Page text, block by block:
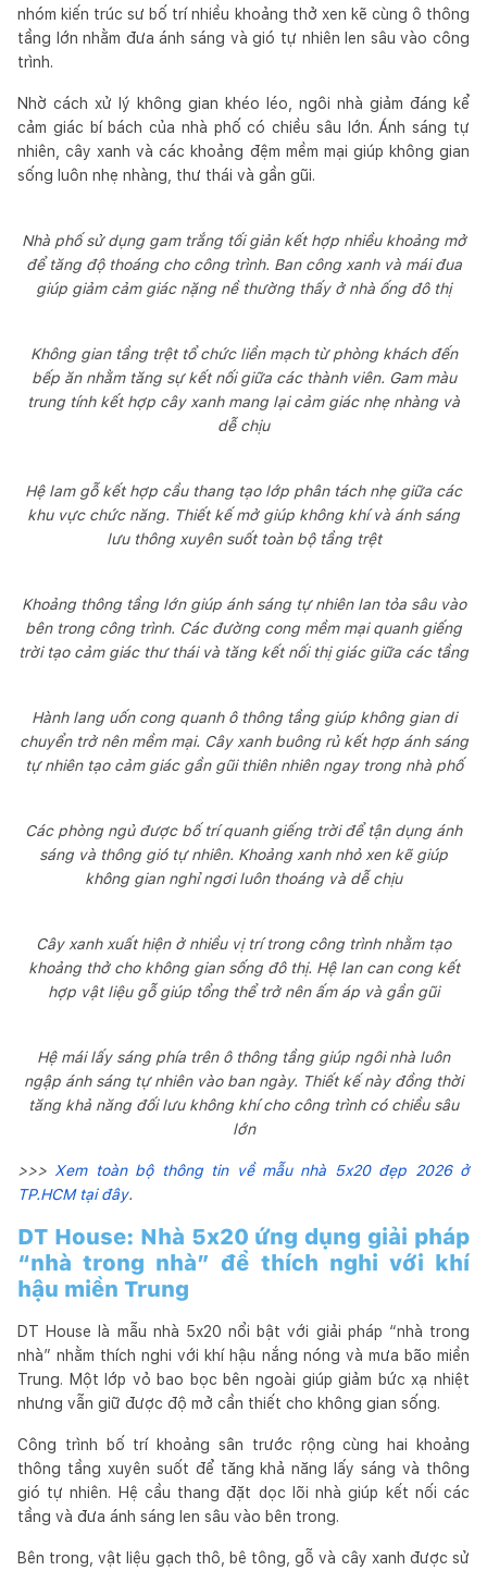
nhóm kiến trúc sư bố trí nhiều khoảng thở xen kẽ cùng ô thông
tầng lớn nhằm đưa ánh sáng và gió tự nhiên len sâu vào công
trình.
Nhờ cách xử lý không gian khéo léo, ngôi nhà giảm đáng kể
cảm giác bí bách của nhà phố có chiều sâu lớn. Ánh sáng tự
nhiên, cây xanh và các khoảng đệm mềm mại giúp không gian
sống luôn nhẹ nhàng, thư thái và gần gũi.
Nhà phố sử dụng gam trắng tối giản kết hợp nhiều khoảng mở
để tăng độ thoáng cho công trình. Ban công xanh và mái đua
giúp giảm cảm giác nặng nề thường thấy ở nhà ống đô thị
Không gian tầng trệt tổ chức liền mạch từ phòng khách đến
bếp ăn nhằm tăng sự kết nối giữa các thành viên. Gam màu
trung tính kết hợp cây xanh mang lại cảm giác nhẹ nhàng và
dễ chịu
Hệ lam gỗ kết hợp cầu thang tạo lớp phân tách nhẹ giữa các
khu vực chức năng. Thiết kế mở giúp không khí và ánh sáng
lưu thông xuyên suốt toàn bộ tầng trệt
Khoảng thông tầng lớn giúp ánh sáng tự nhiên lan tỏa sâu vào
bên trong công trình. Các đường cong mềm mại quanh giếng
trời tạo cảm giác thư thái và tăng kết nối thị giác giữa các tầng
Hành lang uốn cong quanh ô thông tầng giúp không gian di
chuyển trở nên mềm mại. Cây xanh buông rủ kết hợp ánh sáng
tự nhiên tạo cảm giác gần gũi thiên nhiên ngay trong nhà phố
Các phòng ngủ được bố trí quanh giếng trời để tận dụng ánh
sáng và thông gió tự nhiên. Khoảng xanh nhỏ xen kẽ giúp
không gian nghỉ ngơi luôn thoáng và dễ chịu
Cây xanh xuất hiện ở nhiều vị trí trong công trình nhằm tạo
khoảng thở cho không gian sống đô thị. Hệ lan can cong kết
hợp vật liệu gỗ giúp tổng thể trở nên ấm áp và gần gũi
Hệ mái lấy sáng phía trên ô thông tầng giúp ngôi nhà luôn
ngập ánh sáng tự nhiên vào ban ngày. Thiết kế này đồng thời
tăng khả năng đối lưu không khí cho công trình có chiều sâu
lớn
>>> Xem toàn bộ thông tin về mẫu nhà 5x20 đẹp 2026 ở
TP.HCM tại đây.
DT House: Nhà 5x20 ứng dụng giải pháp
“nhà trong nhà” để thích nghi với khí
hậu miền Trung
DT House là mẫu nhà 5x20 nổi bật với giải pháp “nhà trong
nhà” nhằm thích nghi với khí hậu nắng nóng và mưa bão miền
Trung. Một lớp vỏ bao bọc bên ngoài giúp giảm bức xạ nhiệt
nhưng vẫn giữ được độ mở cần thiết cho không gian sống.
Công trình bố trí khoảng sân trước rộng cùng hai khoảng
thông tầng xuyên suốt để tăng khả năng lấy sáng và thông
gió tự nhiên. Hệ cầu thang đặt dọc lõi nhà giúp kết nối các
tầng và đưa ánh sáng len sâu vào bên trong.
Bên trong, vật liệu gạch thô, bê tông, gỗ và cây xanh được sử